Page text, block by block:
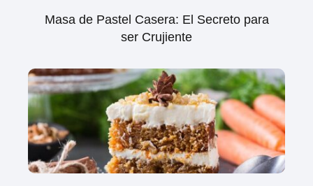
Masa de Pastel Casera: El Secreto para
ser Crujiente